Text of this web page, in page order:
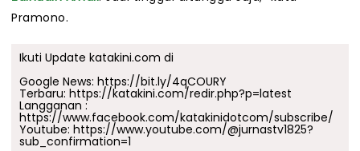
Pramono.
Ikuti Update katakini.com di
Google News: https://bit.ly/4qCOURY
Terbaru: https://katakini.com/redir.php?p=latest
Langganan :
https://www.facebook.com/katakinidotcom/subscribe/
Youtube: https://www.youtube.com/@jurnastv1825?
sub_confirmation=1